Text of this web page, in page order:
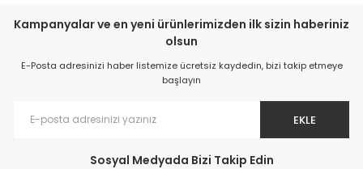
Kampanyalar ve en yeni ürünlerimizden ilk sizin haberiniz
olsun
E-Posta adresinizi haber listemize ücretsiz kaydedin, bizi takip etmeye
başlayın
EKLE
Sosyal Medyada Bizi Takip Edin